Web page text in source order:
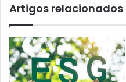
Artigos relacionados